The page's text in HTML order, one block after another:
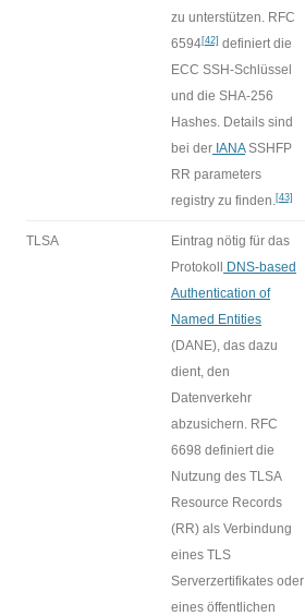
zu unterstützen. RFC
6594[42] definiert die
ECC SSH-Schlüssel
und die SHA-256
Hashes. Details sind
bei der IANASSHFP
RR parameters
registry zu finden.[43]
TLSA
Eintrag nötig für das
Protokoll
DNS-based
Authentication of
Named Entities
(DANE), das dazu
dient, den
Datenverkehr
abzusichern. RFC
6698 definiert die
Nutzung des TLSA
Resource Records
(RR) als Verbindung
eines TLS
Serverzertifikates oder
eines öffentlichen